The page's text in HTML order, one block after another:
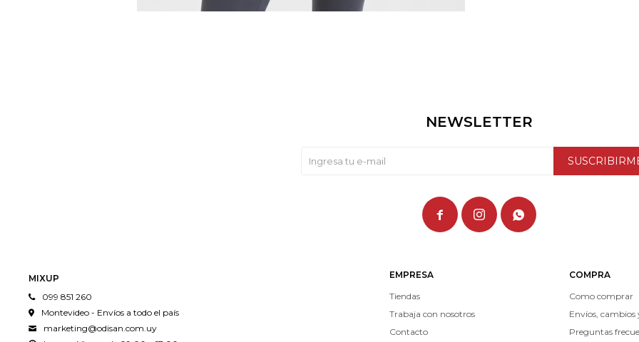
MIXUP
099 851 260
Montevideo - Envíos a todo el país
marketing@odisan.com.uy
EMPRESA
Tiendas
Trabaja con nosotros
Contacto
COMPRA
Como comprar
Envíos, cambios
Preguntas
NEWSLETTER
  